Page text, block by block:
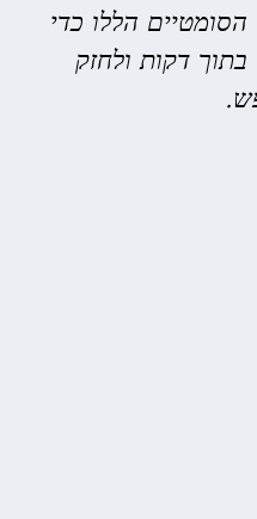
הסומטיים הללו כדי
דקות ולחזק